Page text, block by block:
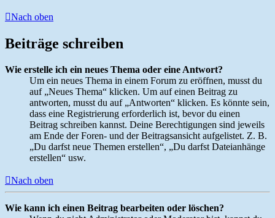
Nach oben
Beiträge schreiben
Wie erstelle ich ein neues Thema oder eine Antwort?
Um ein neues Thema in einem Forum zu eröffnen, musst du
auf „Neues Thema“ klicken. Um auf einen Beitrag zu
antworten, musst du auf „Antworten“ klicken. Es könnte sein,
dass eine Registrierung erforderlich ist, bevor du einen
Beitrag schreiben kannst. Deine Berechtigungen sind jeweils
am Ende der Foren- und der Beitragsansicht aufgelistet. Z. B.
„Du darfst neue Themen erstellen“, „Du darfst Dateianhänge
erstellen“ usw.
Nach oben
Wie kann ich einen Beitrag bearbeiten oder löschen?